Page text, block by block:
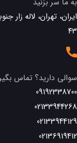
ایران، تهران، لاله
٤٣
سوالی دارید؟ تماس
09192338700
02133944268
02133944129
02136919412